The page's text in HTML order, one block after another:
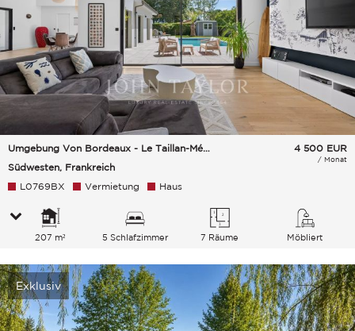
Umgebung Von Bordeaux - Le Taillan-Médoc
Südwesten, Frankreich
4 500 EUR
/ Monat
L0769BX Vermietung Haus
207 m² 5 Schlafzimmer 7 Räume Möbliert
Exklusiv